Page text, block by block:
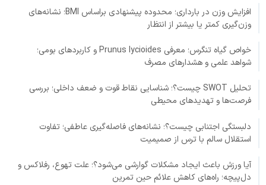
افزایش وزن در بارداری؛ محدوده پیشنهادی براساس BMI؛ نشانه‌های
وزن‌گیری کمتر یا بیشتر از انتظار
خواص گیاه تنگرس؛ معرفی Prunus lycioides و کاربردهای بومی؛
شواهد علمی و هشدارهای مصرف
تحلیل SWOT چیست؟؛ شناسایی نقاط قوت و ضعف داخلی؛ بررسی
فرصت‌ها و تهدیدهای محیطی
دلبستگی اجتنابی چیست؟؛ نشانه‌های فاصله‌گیری عاطفی؛ تفاوت
استقلال سالم با ترس از صمیمیت
آیا ورزش باعث ایجاد مشکلات گوارشی می‌شود؟؛ علت تهوع، رفلاکس و
دل‌پیچه؛ راه‌های کاهش علائم حین تمرین